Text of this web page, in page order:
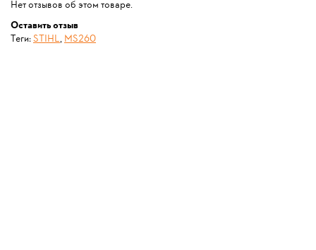
Нет отзывов об этом товаре.
Оставить отзыв
Теги:STIHL,MS260